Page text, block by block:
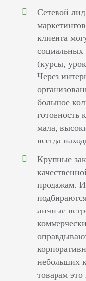
Сетевой
клиента
социальных
(курсы,
Через
большое
готовность
мала,
всегда
Крупные
продажам.
личные
небольших
товарам это